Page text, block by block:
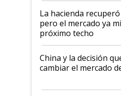
La hacienda
pero el mercado ya
próximo techo
China y la decisión
cambiar el mercado